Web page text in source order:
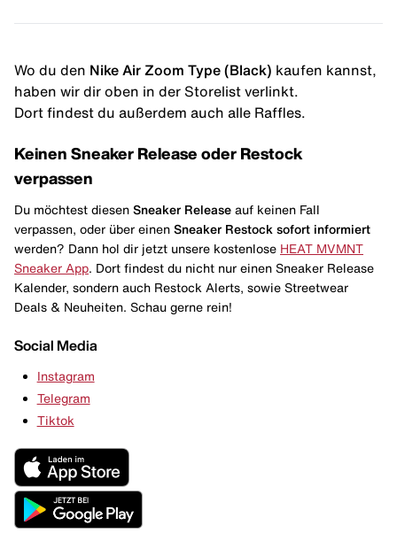
Wo du den Nike Air Zoom Type (Black) kaufen kannst,
haben wir dir oben in der Storelist verlinkt.
Dort findest du außerdem auch alle Raffles.
Keinen Sneaker Release oder Restock
verpassen
Du möchtest diesen Sneaker Release auf keinen Fall
verpassen, oder über einen Sneaker Restock sofort informiert
werden? Dann hol dir jetzt unsere kostenlose HEAT MVMNT
Sneaker App . Dort findest du nicht nur einen Sneaker Release
Kalender, sondern auch Restock Alerts, sowie Streetwear
Deals & Neuheiten. Schau gerne rein!
Social Media
Instagram
Telegram
Tiktok